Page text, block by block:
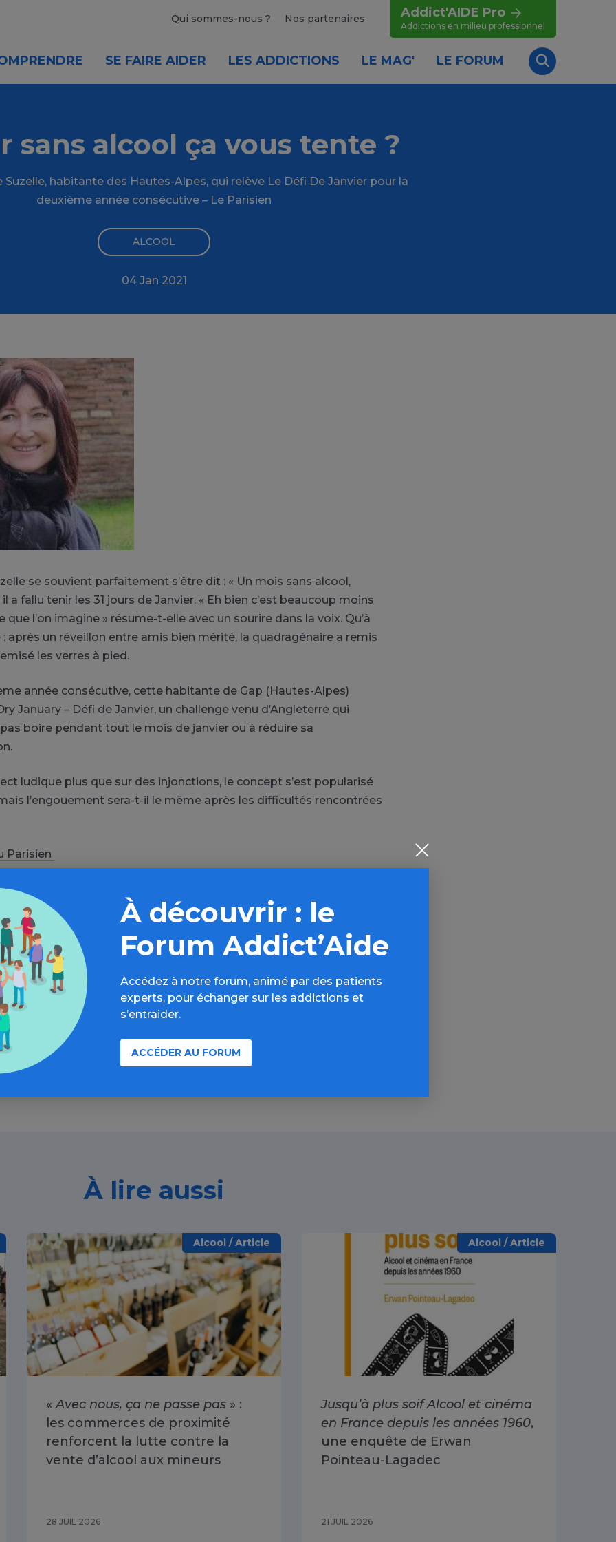
Qui sommes-nous ? Nos partenaires Addict'AIDE Pro
Addictions en milieu professionnel
SE FAIRE AIDER LES ADDICTIONS LE MAG' LE FORUM
Recherche
sans alcool ça vous tente ?
habitante des Hautes-Alpes, qui relève Le Défi De Janvier pour la
deuxième année consécutive – Le Parisien
ALCOOL
04 Jan 2021
se souvient parfaitement s’être dit : « Un mois sans alcool,
a fallu tenir les 31 jours de Janvier. « Eh bien c’est beaucoup moins
que l’on imagine » résume-t-elle avec un sourire dans la voix. Qu’à
après un réveillon entre amis bien mérité, la quadragénaire a remis
les verres à pied.
année consécutive, cette habitante de Gap (Hautes-Alpes)
January – Défi de Janvier, un challenge venu d’Angleterre qui
boire pendant tout le mois de janvier ou à réduire sa
ludique plus que sur des injonctions, le concept s’est popularisé
l’engouement sera-t-il le même après les difficultés rencontrées
Parisien
Aller plus loin sur l’espace Alcool
parcours d’évaluations, bonnes pratiques, FAQ,
annuaires, ressources, actualités...
Découvrir
À lire aussi
Alcool / Article
«Avec nous, ça ne passe pas » :
les commerces de proximité
renforcent la lutte contre la
vente d’alcool aux mineurs
28 JUIL 2026
Alcool / Article
Jusqu’à plus soif Alcool et cinéma
en France depuis les années 1960,
une enquête de Erwan
Pointeau-Lagadec
21 JUIL 2026
À découvrir : le
Forum Addict’Aide
Accédez à notre forum, animé par des patients
experts, pour échanger sur les addictions et
s’entraider.
ACCÉDER AU FORUM